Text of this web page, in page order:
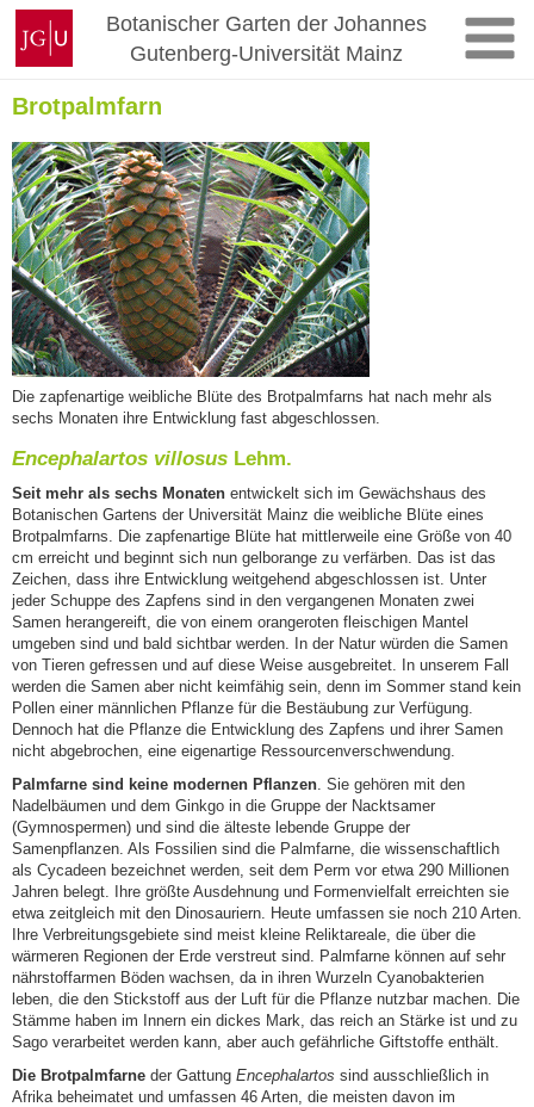
Zum
Inhalt
springen
Johannes
Gutenberg-
Universität
Mainz
Botanischer Garten der Johannes
Gutenberg-Universität Mainz
Brotpalmfarn
Die zapfenartige weibliche Blüte des Brotpalmfarns hat nach mehr als
sechs Monaten ihre Entwicklung fast abgeschlossen.
Encephalartos villosus Lehm.
Seit mehr als sechs Monaten entwickelt sich im Gewächshaus des
Botanischen Gartens der Universität Mainz die weibliche Blüte eines
Brotpalmfarns. Die zapfenartige Blüte hat mittlerweile eine Größe von 40
cm erreicht und beginnt sich nun gelborange zu verfärben. Das ist das
Zeichen, dass ihre Entwicklung weitgehend abgeschlossen ist. Unter
jeder Schuppe des Zapfens sind in den vergangenen Monaten zwei
Samen herangereift, die von einem orangeroten fleischigen Mantel
umgeben sind und bald sichtbar werden. In der Natur würden die Samen
von Tieren gefressen und auf diese Weise ausgebreitet. In unserem Fall
werden die Samen aber nicht keimfähig sein, denn im Sommer stand kein
Pollen einer männlichen Pflanze für die Bestäubung zur Verfügung.
Dennoch hat die Pflanze die Entwicklung des Zapfens und ihrer Samen
nicht abgebrochen, eine eigenartige Ressourcenverschwendung.
Palmfarne sind keine modernen Pflanzen . Sie gehören mit den
Nadelbäumen und dem Ginkgo in die Gruppe der Nacktsamer
(Gymnospermen) und sind die älteste lebende Gruppe der
Samenpflanzen. Als Fossilien sind die Palmfarne, die wissenschaftlich
als Cycadeen bezeichnet werden, seit dem Perm vor etwa 290 Millionen
Jahren belegt. Ihre größte Ausdehnung und Formenvielfalt erreichten sie
etwa zeitgleich mit den Dinosauriern. Heute umfassen sie noch 210 Arten.
Ihre Verbreitungsgebiete sind meist kleine Reliktareale, die über die
wärmeren Regionen der Erde verstreut sind. Palmfarne können auf sehr
nährstoffarmen Böden wachsen, da in ihren Wurzeln Cyanobakterien
leben, die den Stickstoff aus der Luft für die Pflanze nutzbar machen. Die
Stämme haben im Innern ein dickes Mark, das reich an Stärke ist und zu
Sago verarbeitet werden kann, aber auch gefährliche Giftstoffe enthält.
Die Brotpalmfarne der Gattung Encephalartos sind ausschließlich in
Afrika beheimatet und umfassen 46 Arten, die meisten davon im